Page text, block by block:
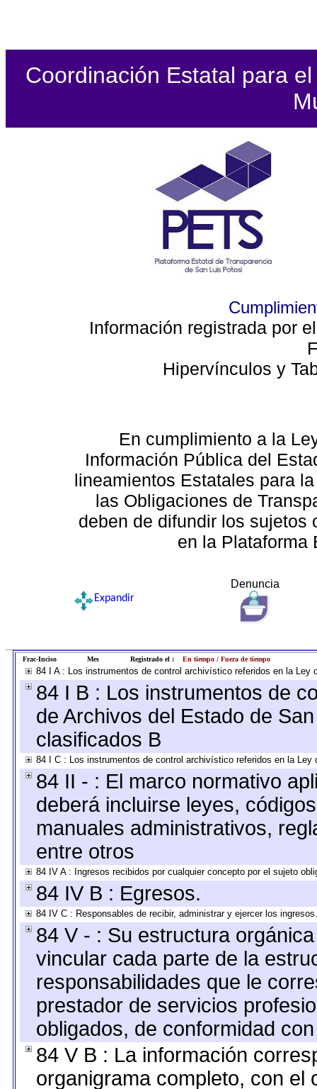
Coordinación Estatal para
Información registrada por
Hipervínculos y
En cumplimiento a la
Información Pública del
lineamientos Estatales para
las Obligaciones de
deben de difundir los sujetos
en la Plataforma
Denuncia
Expandir
Frac-Inciso Mes Registrado el : En tiempo / Fuera de tiempo
84 I A : Los instrumentos de control archivístico referidos en la
84 I B : Los instrumentos de
de Archivos del Estado de
clasificados B
84 I C : Los instrumentos de control archivístico referidos en la
84 II - : El marco normativo
deberá incluirse leyes,
manuales administrativos,
entre otros
84 IV A : Ingresos recibidos por cualquier concepto por el sujeto
84 IV B : Egresos.
84 IV C : Responsables de recibir, administrar y ejercer los ingresos.
84 V - : Su estructura
vincular cada parte de la
responsabilidades que le
prestador de servicios
obligados, de conformidad
84 V B : La información
organigrama completo, con el